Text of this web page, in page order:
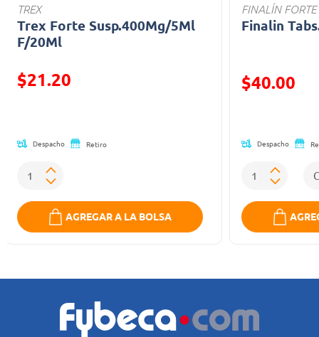
TREX
Trex Forte Susp.400Mg/5Ml
F/20Ml
$21.20
Despacho Retiro
AGREGAR A LA BOLSA
FINALÍN FORTE
Finalin
Precio
$40.00
Despacho